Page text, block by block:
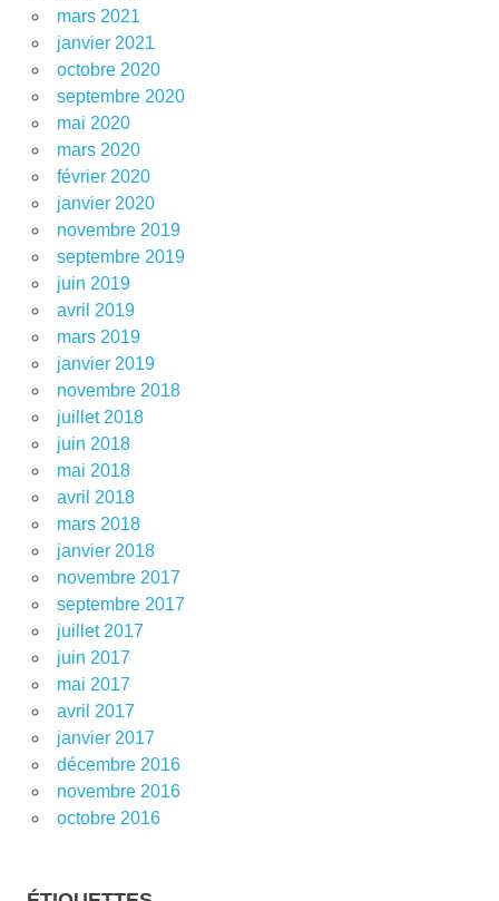
mars 2021
janvier 2021
octobre 2020
septembre 2020
mai 2020
mars 2020
février 2020
janvier 2020
novembre 2019
septembre 2019
juin 2019
avril 2019
mars 2019
janvier 2019
novembre 2018
juillet 2018
juin 2018
mai 2018
avril 2018
mars 2018
janvier 2018
novembre 2017
septembre 2017
juillet 2017
juin 2017
mai 2017
avril 2017
janvier 2017
décembre 2016
novembre 2016
octobre 2016